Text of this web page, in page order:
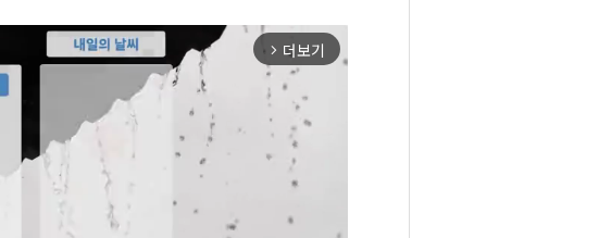
arrow_forward_ios 더보기